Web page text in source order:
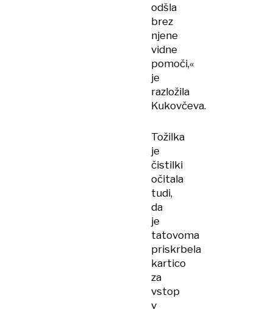
odšla
brez
njene
vidne
pomoči,«
je
razložila
Kukovčeva.
Tožilka
je
čistilki
očitala
tudi,
da
je
tatovoma
priskrbela
kartico
za
vstop
v